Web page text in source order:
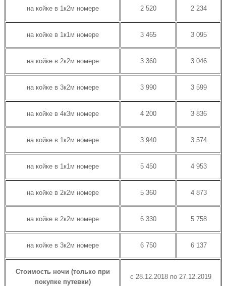
на койке в 1к2м номере 2 520 2 234
на койке в 1к1м номере 3 465 3 095
на койке в 2к2м номере 3 360 3 046
на койке в 3к2м номере 3 990 3 599
на койке в 4к3м номере 4 200 3 836
на койке в 1к2м номере 3 940 3 574
на койке в 1к1м номере 5 450 4 953
на койке в 2к2м номере 5 360 4 873
на койке в 2к2м номере 6 330 5 758
на койке в 3к2м номере 6 750 6 137
Стоимость ночи (только при
покупке путевки)
с 28.12.2018 по 27.12.2019